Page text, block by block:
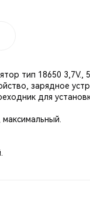
тип 18650
зарядное
для